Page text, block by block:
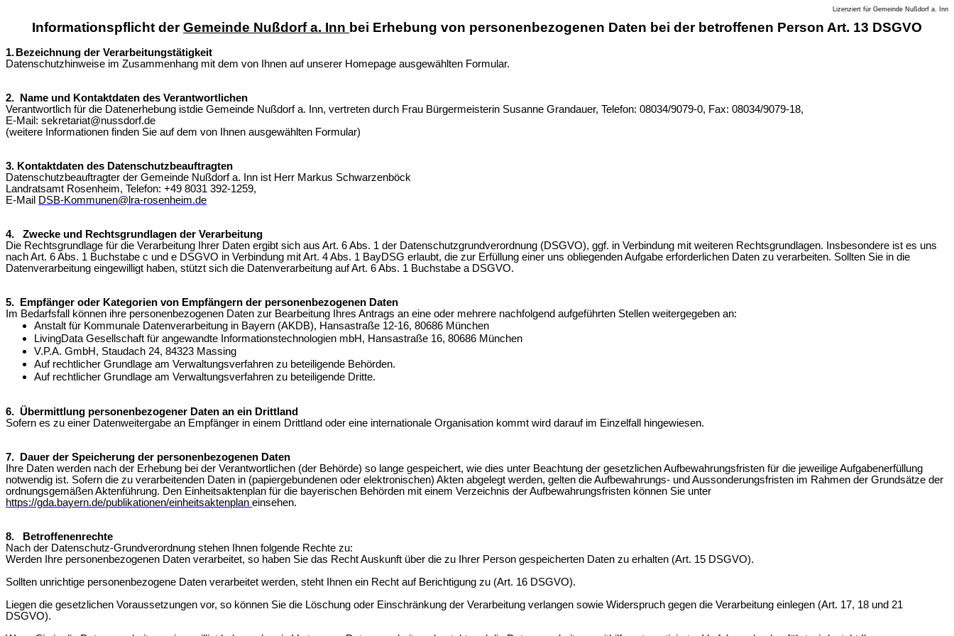
Lizenziert für Gemeinde Nußdorf a. Inn
Informationspflicht derGemeinde Nußdorf a. Inn bei Erhebung von personenbezogenen Daten bei der betroffenen Person Art. 13 DSGVO
1. Bezeichnung der Verarbeitungstätigkeit
Datenschutzhinweise im Zusammenhang mit dem von Ihnen auf unserer Homepage ausgewählten Formular.
2.
Name und Kontaktdaten des Verantwortlichen
Verantwortlich für die Datenerhebung istdie Gemeinde Nußdorf a. Inn, vertreten durch Frau Bürgermeisterin Susanne Grandauer, Telefon: 08034/9079-0, Fax: 08034/9079-18,
E-Mail: sekretariat@nussdorf.de
(weitere Informationen finden Sie auf dem von Ihnen ausgewählten Formular)
3. Kontaktdaten des Datenschutzbeauftragten
Datenschutzbeauftragter der Gemeinde Nußdorf a. Inn ist Herr Markus Schwarzenböck
Landratsamt Rosenheim, Telefon: +49 8031 392-1259,
E-Mail DSB-Kommunen@lra-rosenheim.de
4. Zwecke und Rechtsgrundlagen der Verarbeitung
Die Rechtsgrundlage für die Verarbeitung Ihrer Daten ergibt sich aus Art. 6 Abs. 1 der Datenschutzgrundverordnung (DSGVO), ggf. in Verbindung mit weiteren Rechtsgrundlagen. Insbesondere ist es uns
nach Art. 6 Abs. 1 Buchstabe c und e DSGVO in Verbindung mit Art. 4 Abs. 1 BayDSG erlaubt, die zur Erfüllung einer uns obliegenden Aufgabe erforderlichen Daten zu verarbeiten. Sollten Sie in die
Datenverarbeitung eingewilligt haben, stützt sich die Datenverarbeitung auf Art. 6 Abs. 1 Buchstabe a DSGVO.
5. Empfänger oder Kategorien von Empfängern der personenbezogenen Daten
Im Bedarfsfall können ihre personenbezogenen Daten zur Bearbeitung Ihres Antrags an eine oder mehrere nachfolgend aufgeführten Stellen weitergegeben an:
Anstalt für Kommunale Datenverarbeitung in Bayern (AKDB), Hansastraße 12-16, 80686 München
LivingData Gesellschaft für angewandte Informationstechnologien mbH, Hansastraße 16, 80686 München
V.P.A. GmbH, Staudach 24, 84323 Massing
Auf rechtlicher Grundlage am Verwaltungsverfahren zu beteiligende Behörden.
Auf rechtlicher Grundlage am Verwaltungsverfahren zu beteiligende Dritte.
6. Übermittlung personenbezogener Daten an ein Drittland
Sofern es zu einer Datenweitergabe an Empfänger in einem Drittland oder eine internationale Organisation kommt wird darauf im Einzelfall hingewiesen.
7. Dauer der Speicherung der personenbezogenen Daten
Ihre Daten werden nach der Erhebung bei der Verantwortlichen (der Behörde) so lange gespeichert, wie dies unter Beachtung der gesetzlichen Aufbewahrungsfristen für die jeweilige Aufgabenerfüllung
notwendig ist. Sofern die zu verarbeitenden Daten in (papiergebundenen oder elektronischen) Akten abgelegt werden, gelten die Aufbewahrungs- und Aussonderungsfristen im Rahmen der Grundsätze der
ordnungsgemäßen Aktenführung. Den Einheitsaktenplan für die bayerischen Behörden mit einem Verzeichnis der Aufbewahrungsfristen können Sie unter
https://gda.bayern.de/publikationen/einheitsaktenplan einsehen.
8. Betroffenenrechte
Nach der Datenschutz-Grundverordnung stehen Ihnen folgende Rechte zu:
Werden Ihre personenbezogenen Daten verarbeitet, so haben Sie das Recht Auskunft über die zu Ihrer Person gespeicherten Daten zu erhalten (Art. 15 DSGVO).
Sollten unrichtige personenbezogene Daten verarbeitet werden, steht Ihnen ein Recht auf Berichtigung zu (Art. 16 DSGVO).
Liegen die gesetzlichen Voraussetzungen vor, so können Sie die Löschung oder Einschränkung der Verarbeitung verlangen sowie Widerspruch gegen die Verarbeitung einlegen (Art. 17, 18 und 21
DSGVO).